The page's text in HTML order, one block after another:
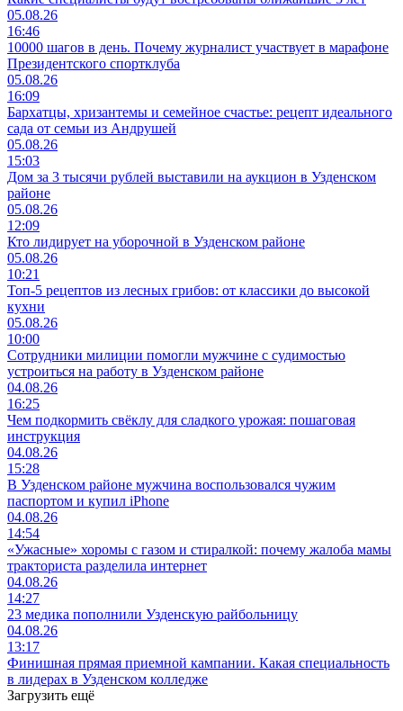
05.08.26
16:46
10000 шагов в день. Почему журналист участвует в марафоне
Президентского спортклуба
05.08.26
16:09
Бархатцы, хризантемы и семейное счастье: рецепт идеального
сада от семьи из Андрушей
05.08.26
15:03
Дом за 3 тысячи рублей выставили на аукцион в Узденском
районе
05.08.26
12:09
Кто лидирует на уборочной в Узденском районе
05.08.26
10:21
Топ-5 рецептов из лесных грибов: от классики до высокой
кухни
05.08.26
10:00
Сотрудники милиции помогли мужчине с судимостью
устроиться на работу в Узденском районе
04.08.26
16:25
Чем подкормить свёклу для сладкого урожая: пошаговая
инструкция
04.08.26
15:28
В Узденском районе мужчина воспользовался чужим
паспортом и купил iPhone
04.08.26
14:54
«Ужасные» хоромы с газом и стиралкой: почему жалоба мамы
тракториста разделила интернет
04.08.26
14:27
23 медика пополнили Узденскую райбольницу
04.08.26
13:17
Финишная прямая приемной кампании. Какая специальность
в лидерах в Узденском колледже
Загрузить ещё